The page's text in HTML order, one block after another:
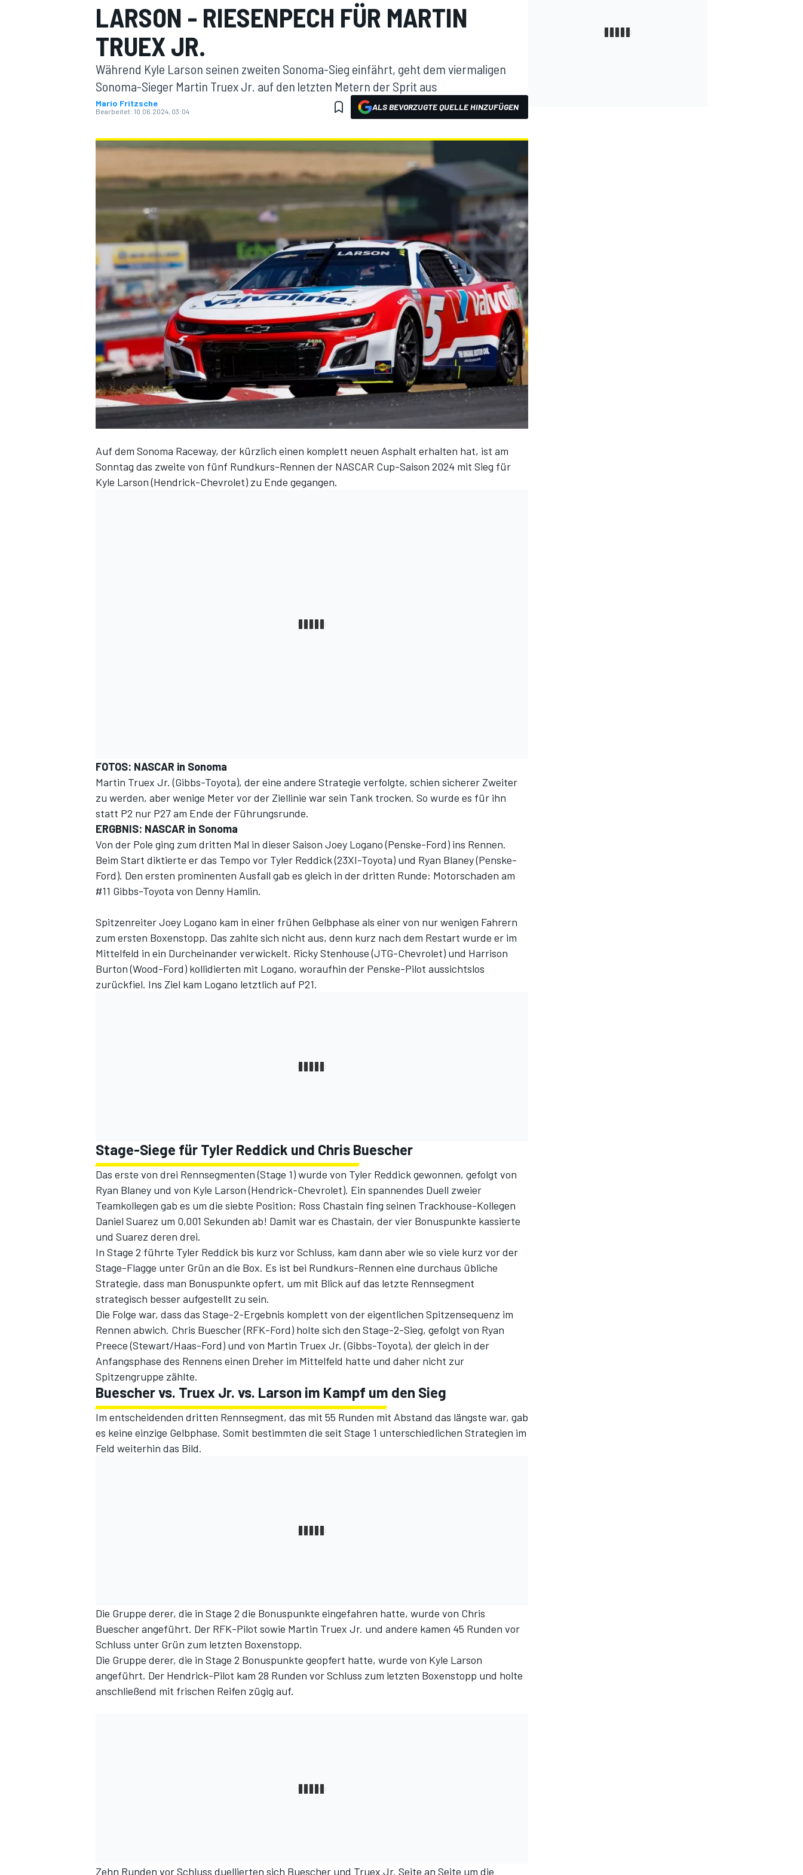
MOTOGP
DTM
SPORTWAGEN
LARSON - RIESENPECH FÜR MARTIN
TRUEX JR.
Während Kyle Larson seinen zweiten Sonoma-Sieg einfährt, geht dem viermaligen
Sonoma-Sieger Martin Truex Jr. auf den letzten Metern der Sprit aus
Mario Fritzsche
Bearbeitet: 10.06.2024, 03:04 ALS BEVORZUGTE QUELLE HINZUFÜGEN
Auf dem Sonoma Raceway, der kürzlich einen komplett neuen Asphalt erhalten hat, ist am
Sonntag das zweite von fünf Rundkurs-Rennen der NASCAR Cup-Saison 2024 mit Sieg für
Kyle Larson (Hendrick-Chevrolet) zu Ende gegangen.
FOTOS: NASCAR in Sonoma
Martin Truex Jr. (Gibbs-Toyota), der eine andere Strategie verfolgte, schien sicherer Zweiter
zu werden, aber wenige Meter vor der Ziellinie war sein Tank trocken. So wurde es für ihn
statt P2 nur P27 am Ende der Führungsrunde.
ERGBNIS: NASCAR in Sonoma
Von der Pole ging zum dritten Mal in dieser Saison Joey Logano (Penske-Ford) ins Rennen.
Beim Start diktierte er das Tempo vor Tyler Reddick (23XI-Toyota) und Ryan Blaney (Penske-
Ford). Den ersten prominenten Ausfall gab es gleich in der dritten Runde: Motorschaden am
#11 Gibbs-Toyota von Denny Hamlin.
Spitzenreiter Joey Logano kam in einer frühen Gelbphase als einer von nur wenigen Fahrern
zum ersten Boxenstopp. Das zahlte sich nicht aus, denn kurz nach dem Restart wurde er im
Mittelfeld in ein Durcheinander verwickelt. Ricky Stenhouse (JTG-Chevrolet) und Harrison
Burton (Wood-Ford) kollidierten mit Logano, woraufhin der Penske-Pilot aussichtslos
zurückfiel. Ins Ziel kam Logano letztlich auf P21.
Stage-Siege für Tyler Reddick und Chris Buescher
Das erste von drei Rennsegmenten (Stage 1) wurde von Tyler Reddick gewonnen, gefolgt von
Ryan Blaney und von Kyle Larson (Hendrick-Chevrolet). Ein spannendes Duell zweier
Teamkollegen gab es um die siebte Position: Ross Chastain fing seinen Trackhouse-Kollegen
Daniel Suarez um 0,001 Sekunden ab! Damit war es Chastain, der vier Bonuspunkte kassierte
und Suarez deren drei.
In Stage 2 führte Tyler Reddick bis kurz vor Schluss, kam dann aber wie so viele kurz vor der
Stage-Flagge unter Grün an die Box. Es ist bei Rundkurs-Rennen eine durchaus übliche
Strategie, dass man Bonuspunkte opfert, um mit Blick auf das letzte Rennsegment
strategisch besser aufgestellt zu sein.
Die Folge war, dass das Stage-2-Ergebnis komplett von der eigentlichen Spitzensequenz im
Rennen abwich. Chris Buescher (RFK-Ford) holte sich den Stage-2-Sieg, gefolgt von Ryan
Preece (Stewart/Haas-Ford) und von Martin Truex Jr. (Gibbs-Toyota), der gleich in der
Anfangsphase des Rennens einen Dreher im Mittelfeld hatte und daher nicht zur
Spitzengruppe zählte.
Buescher vs. Truex Jr. vs. Larson im Kampf um den Sieg
Im entscheidenden dritten Rennsegment, das mit 55 Runden mit Abstand das längste war, gab
es keine einzige Gelbphase. Somit bestimmten die seit Stage 1 unterschiedlichen Strategien im
Feld weiterhin das Bild.
Die Gruppe derer, die in Stage 2 die Bonuspunkte eingefahren hatte, wurde von Chris
Buescher angeführt. Der RFK-Pilot sowie Martin Truex Jr. und andere kamen 45 Runden vor
Schluss unter Grün zum letzten Boxenstopp.
Die Gruppe derer, die in Stage 2 Bonuspunkte geopfert hatte, wurde von Kyle Larson
angeführt. Der Hendrick-Pilot kam 28 Runden vor Schluss zum letzten Boxenstopp und holte
anschließend mit frischen Reifen zügig auf.
Zehn Runden vor Schluss duellierten sich Buescher und Truex Jr. Seite an Seite um die